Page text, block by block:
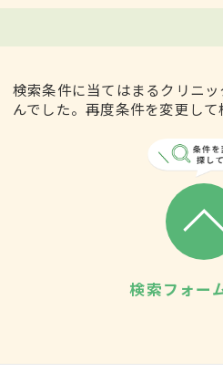
検索条件に当てはまるクリニ
んでした。再度条件を変更して
検索フォー